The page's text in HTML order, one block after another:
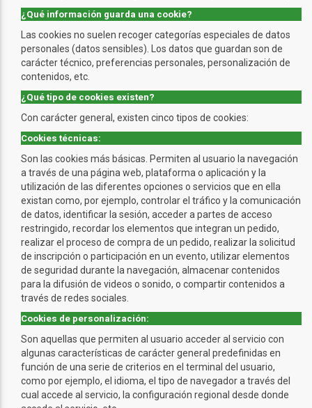
¿Qué información guarda una cookie?
Las cookies no suelen recoger categorías especiales de datos
personales (datos sensibles). Los datos que guardan son de
carácter técnico, preferencias personales, personalización de
contenidos, etc.
¿Qué tipo de cookies existen?
Con carácter general, existen cinco tipos de cookies:
Cookies técnicas:
Son las cookies más básicas. Permiten al usuario la navegación
a través de una página web, plataforma o aplicación y la
utilización de las diferentes opciones o servicios que en ella
existan como, por ejemplo, controlar el tráfico y la comunicación
de datos, identificar la sesión, acceder a partes de acceso
restringido, recordar los elementos que integran un pedido,
realizar el proceso de compra de un pedido, realizar la solicitud
de inscripción o participación en un evento, utilizar elementos
de seguridad durante la navegación, almacenar contenidos
para la difusión de videos o sonido, o compartir contenidos a
través de redes sociales.
Cookies de personalización:
Son aquellas que permiten al usuario acceder al servicio con
algunas características de carácter general predefinidas en
función de una serie de criterios en el terminal del usuario,
como por ejemplo, el idioma, el tipo de navegador a través del
cual accede al servicio, la configuración regional desde donde